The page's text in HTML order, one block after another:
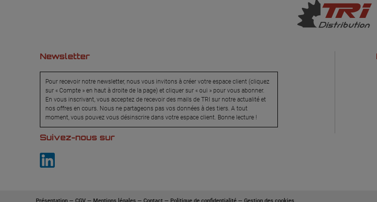
Newsletter
Pour recevoir notre newsletter, nous vous invitons à créer votre espace client (cliquez
sur « Compte » en haut à droite de la page) et cliquer sur « oui » pour vous abonner.
En vous inscrivant, vous acceptez de recevoir des mails de TRI sur notre actualité et
nos offres en cours. Nous ne partageons pas vos données à des tiers. A tout
moment, vous pouvez vous désinscrire dans votre espace client. Bonne lecture !
Suivez-nous sur
Présentation — CGV — Mentions légales — Contact — Politique de confidentialité — Gestion des cookies